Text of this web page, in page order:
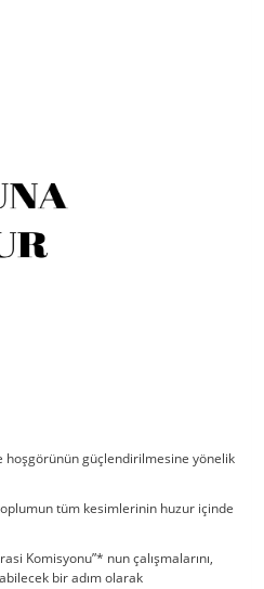
hoşgörünün güçlendirilmesine yönelik
tüm kesimlerinin huzur içinde
Komisyonu”* nun çalışmalarını,
bir adım olarak